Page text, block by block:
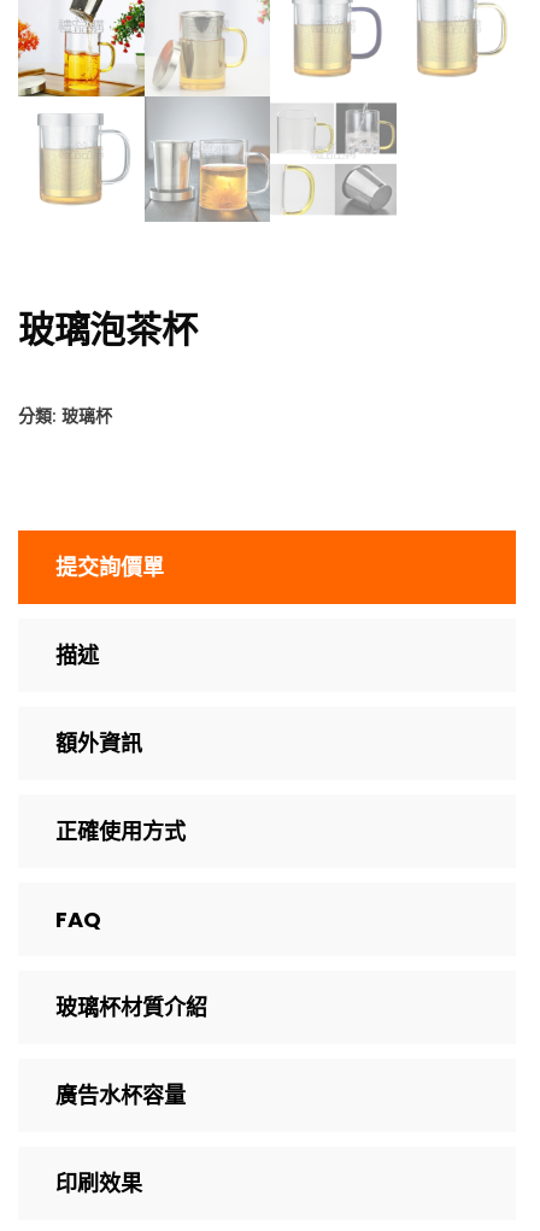
玻璃泡茶杯
分類: 玻璃杯
提交詢價單
描述
額外資訊
正確使用方式
FAQ
玻璃杯材質介紹
廣告水杯容量
印刷效果